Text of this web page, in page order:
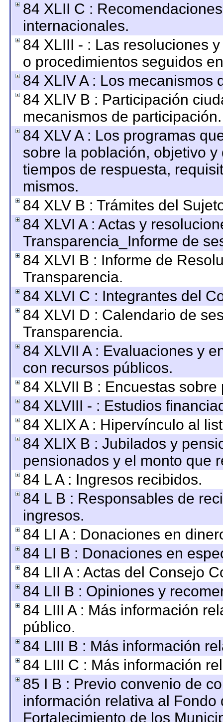
84 XLII C :
internacionales.
84 XLIII - : Las resoluciones
o procedimientos seguidos
84 XLIV A : Los mecanismos
84 XLIV B : Participación
mecanismos de participación.
84 XLV A : Los programas
sobre la población, objetivo
tiempos de respuesta,
mismos.
84 XLV B : Trámites del
84 XLVI A : Actas y
Transparencia_Informe de
84 XLVI B : Informe de
Transparencia.
84 XLVI C : Integrantes del
84 XLVI D : Calendario de
Transparencia.
84 XLVII A : Evaluaciones y
con recursos públicos.
84 XLVII B : Encuestas sobre
84 XLVIII - : Estudios
84 XLIX A : Hipervínculo al
84 XLIX B : Jubilados y
pensionados y el monto que
84 L A : Ingresos recibidos.
84 L B : Responsables de
ingresos.
84 LI A : Donaciones en
84 LI B : Donaciones en
84 LII A : Actas del Consejo
84 LII B : Opiniones y
84 LIII A : Más información
público.
84 LIII B : Más información
84 LIII C : Más información
85 I B : Previo convenio de
información relativa al
Fortalecimiento de los